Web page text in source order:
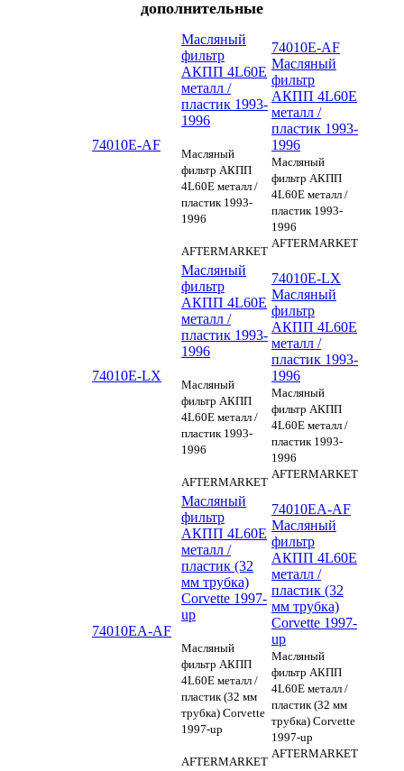
дополнительные
74010E-AF
Масляный
фильтр
АКПП 4L60E
металл /
пластик 1993-
1996
Масляный
фильтр АКПП
4L60E металл /
пластик 1993-
1996
AFTERMARKET
74010E-AF
Масляный
фильтр
АКПП 4L60E
металл /
пластик 1993-
1996
Масляный
фильтр АКПП
4L60E металл /
пластик 1993-
1996
AFTERMARKET
74010E-LX
Масляный
фильтр
АКПП 4L60E
металл /
пластик 1993-
1996
Масляный
фильтр АКПП
4L60E металл /
пластик 1993-
1996
AFTERMARKET
74010E-LX
Масляный
фильтр
АКПП 4L60E
металл /
пластик 1993-
1996
Масляный
фильтр АКПП
4L60E металл /
пластик 1993-
1996
AFTERMARKET
74010EA-AF
Масляный
фильтр
АКПП 4L60E
металл /
пластик (32
мм трубка)
Corvette 1997-
up
Масляный
фильтр АКПП
4L60E металл /
пластик (32 мм
трубка) Corvette
1997-up
AFTERMARKET
74010EA-AF
Масляный
фильтр
АКПП 4L60E
металл /
пластик (32
мм трубка)
Corvette 1997-
up
Масляный
фильтр АКПП
4L60E металл /
пластик (32 мм
трубка) Corvette
1997-up
AFTERMARKET